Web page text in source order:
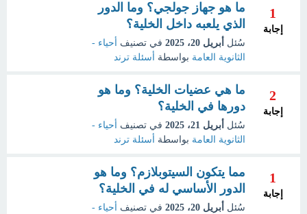
1
إجابة
ما هو جهاز جولجي؟ وما الدور
الذي يلعبه داخل الخلية؟
سُئل أبريل 20، 2025 في تصنيف
أحياء -
الثانوية العامة بواسطة أسئلة ترند
2
إجابة
ما هي عضيات الخلية؟ وما هو
دورها في الخلية؟
سُئل أبريل 21، 2025 في تصنيف
أحياء -
الثانوية العامة بواسطة أسئلة ترند
1
إجابة
مما يتكون السيتوبلازم؟ وما هو
الدور الأساسي له في الخلية؟
سُئل أبريل 20، 2025 في تصنيف
أحياء -